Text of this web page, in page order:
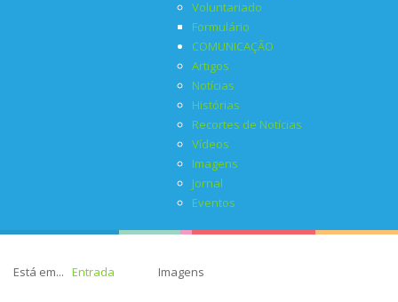
Voluntariado
Formulário
COMUNICAÇÃO
Artigos
Notícias
Histórias
Recortes de Notícias
Vídeos
Imagens
Jornal
Eventos
Está em... Entrada Imagens